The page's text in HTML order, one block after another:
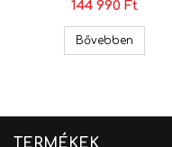
144 990 Ft
Bővebben
TERMÉKEK